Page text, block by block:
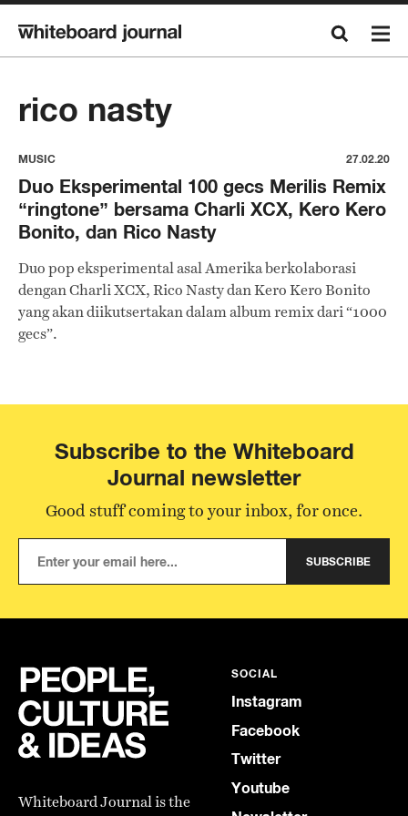
rico nasty
MUSIC 27.02.20
Duo Eksperimental 100 gecs Merilis Remix
“ringtone” bersama Charli XCX, Kero Kero
Bonito, dan Rico Nasty
Duo pop eksperimental asal Amerika berkolaborasi
dengan Charli XCX, Rico Nasty dan Kero Kero Bonito
yang akan diikutsertakan dalam album remix dari “1000
gecs”.
Subscribe to the Whiteboard
Journal newsletter
Good stuff coming to your inbox, for once.
SUBSCRIBE
Whiteboard Journal is the
SOCIAL
Instagram
Facebook
Twitter
Youtube